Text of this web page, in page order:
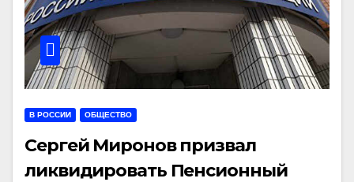
В РОССИИ ОБЩЕСТВО
Сергей Миронов призвал
ликвидировать Пенсионный